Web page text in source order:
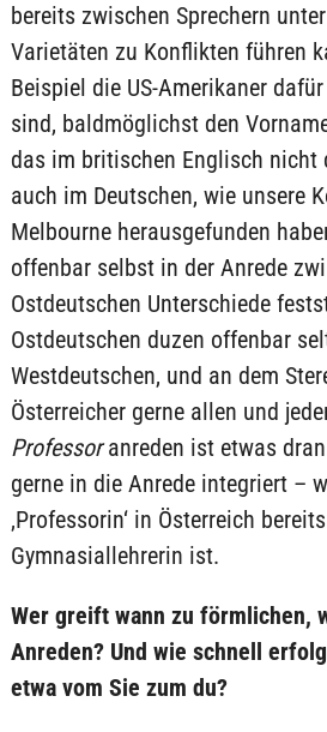
bereits zwischen Sprechern
Varietäten zu Konflikten führen
Beispiel die US-Amerikaner
sind, baldmöglichst den
das im britischen Englisch nicht
auch im Deutschen, wie unsere
Melbourne herausgefunden
offenbar selbst in der Anrede
Ostdeutschen Unterschiede
Ostdeutschen duzen offenbar
Westdeutschen, und an dem
Österreicher gerne allen und
Professoranreden ist etwas
gerne in die Anrede integriert –
‚Professorin‘ in Österreich
Gymnasiallehrerin ist.
Wer greift wann zu förmlichen,
Anreden? Und wie schnell
etwa vom Sie zum du?